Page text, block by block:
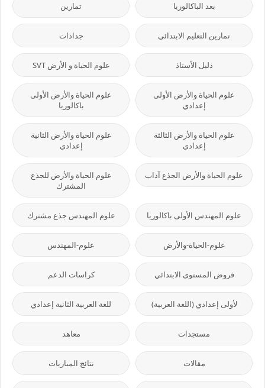
بعد الباكالوريا تمارين
تمارين التعليم الابتدائي جذاذات
دليل الأستاذ علوم الحياة و الأرض SVT
علوم الحياة والأرض الأولى
إعدادي
علوم الحياة والأرض الأولى
باكالوريا
علوم الحياة والأرض الثالثة
إعدادي
علوم الحياة والأرض الثانية
إعدادي
علوم الحياة والأرض الجذع آداب
علوم الحياة والأرض للجذع
المشترك
علوم المهندس الأولى باكالوريا علوم المهندس جذع مشترك
علوم-الحياة-والأرض علوم-المهندس
فروض المستوى الابتدائي كراسات الدعم
لأولى إعدادي (اللغة العربية) للغة العربية الثانية إعدادي
مستجدات معاهد
مقالات نتائج المباريات